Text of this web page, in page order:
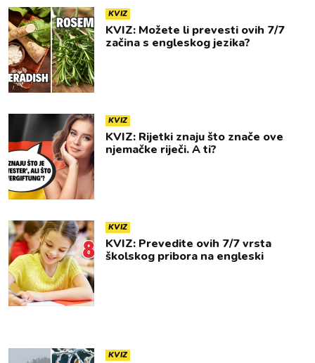
KVIZ
KVIZ: Možete li prevesti ovih 7/7
začina s engleskog jezika?
KVIZ
KVIZ: Rijetki znaju što znače ove
njemačke riječi. A ti?
KVIZ
KVIZ: Prevedite ovih 7/7 vrsta
školskog pribora na engleski
KVIZ